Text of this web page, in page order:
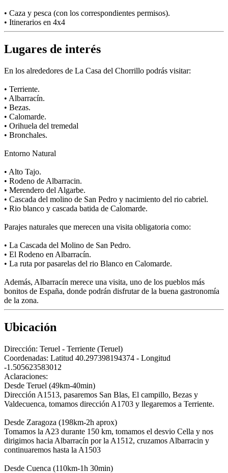
• Caza y pesca (con los correspondientes permisos).
• Itinerarios en 4x4
Lugares de interés
En los alrededores de La Casa del Chorrillo podrás visitar:
• Terriente.
• Albarracín.
• Bezas.
• Calomarde.
• Orihuela del tremedal
• Bronchales.
Entorno Natural
• Alto Tajo.
• Rodeno de Albarracin.
• Merendero del Algarbe.
• Cascada del molino de San Pedro y nacimiento del rio cabriel.
• Rio blanco y cascada batida de Calomarde.
Parajes naturales que merecen una visita obligatoria como:
• La Cascada del Molino de San Pedro.
• El Rodeno en Albarracín.
• La ruta por pasarelas del rio Blanco en Calomarde.
Además, Albarracín merece una visita, uno de los pueblos más
bonitos de España, donde podrán disfrutar de la buena gastronomía
de la zona.
Ubicación
Dirección: Teruel - Terriente (Teruel)
Coordenadas: Latitud 40.297398194374 - Longitud
-1.505623583012
Aclaraciones:
Desde Teruel (49km-40min)
Dirección A1513, pasaremos San Blas, El campillo, Bezas y
Valdecuenca, tomamos dirección A1703 y llegaremos a Terriente.
Desde Zaragoza (198km-2h aprox)
Tomamos la A23 durante 150 km, tomamos el desvio Cella y nos
dirigimos hacia Albarracín por la A1512, cruzamos Albarracin y
continuaremos hasta la A1503
Desde Cuenca (110km-1h 30min)